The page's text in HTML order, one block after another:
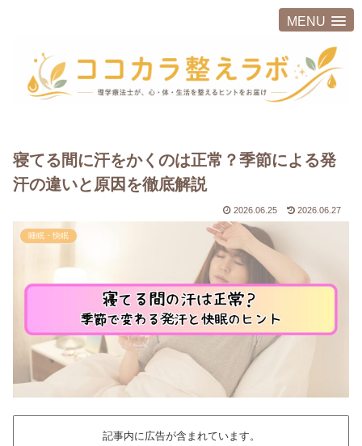
MENU
寝てる間に汗をかくのは正常？季節による発
汗の違いと原因を徹底解説
2026.06.25 2026.06.27
睡眠・快眠
記事内に広告が含まれています。